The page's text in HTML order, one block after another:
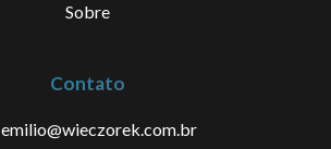
Sobre
Contato
emilio@wieczorek.com.br